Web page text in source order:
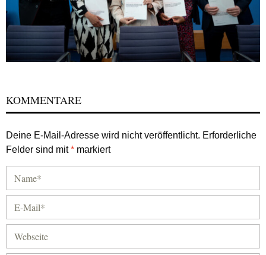
KOMMENTARE
Deine E-Mail-Adresse wird nicht veröffentlicht. Erforderliche
Felder sind mit* markiert